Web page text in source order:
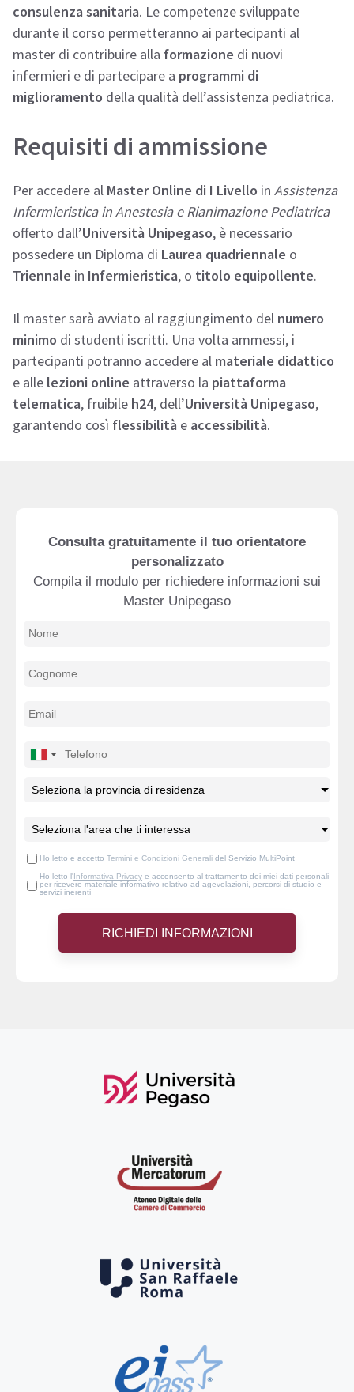
consulenza sanitaria. Le competenze sviluppate
durante il corso permetteranno ai partecipanti al
master di contribuire alla formazione di nuovi
infermieri e di partecipare a programmi di
miglioramento della qualità dell’assistenza pediatrica.
Requisiti di ammissione
Per accedere al Master Online di I Livello in Assistenza
Infermieristica in Anestesia e Rianimazione Pediatrica
offerto dall’Università Unipegaso, è necessario
possedere un Diploma di Laurea quadriennale o
Triennale in Infermieristica, o titolo equipollente.
Il master sarà avviato al raggiungimento del numero
minimo di studenti iscritti. Una volta ammessi, i
partecipanti potranno accedere al materiale didattico
e alle lezioni online attraverso la piattaforma
telematica, fruibile h24, dell’Università Unipegaso,
garantendo così flessibilità e accessibilità.
Consulta gratuitamente il tuo orientatore
personalizzato
Compila il modulo per richiedere informazioni sui
Master Unipegaso
Ho letto e accetto Termini e Condizioni Generali del Servizio MultiPoint
Ho letto l'Informativa Privacy e acconsento al trattamento dei miei dati personali
per ricevere materiale informativo relativo ad agevolazioni, percorsi di studio e
servizi inerenti